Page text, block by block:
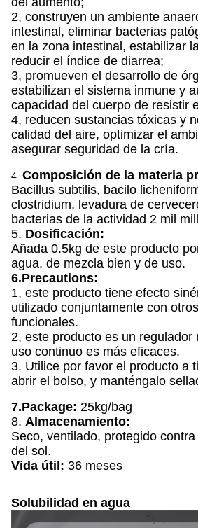
2, construyen un ambiente
intestinal, eliminar bacterias
en la zona intestinal, estabilizar
reducir el índice de diarrea;
3, promueven el desarrollo de
estabilizan el sistema inmune y
capacidad del cuerpo de resistir
4, reducen sustancias tóxicas y
calidad del aire, optimizar el
asegurar seguridad de la cría.
4. Composición de la materia
Bacillus subtilis, bacilo
clostridium, levadura de
bacterias de la actividad 2 mil
5. Dosificación:
Añada 0.5kg de este producto
agua, de mezcla bien y de uso.
6.Precautions:
1, este producto tiene efecto
utilizado conjuntamente con
funcionales.
2, este producto es un regulador
uso continuo es más eficaces.
3. Utilice por favor el producto a
abrir el bolso, y manténgalo
7.Package: 25kg/bag
8. Almacenamiento:
Seco, ventilado, protegido
del sol.
Vida útil: 36 meses
Solubilidad en agua